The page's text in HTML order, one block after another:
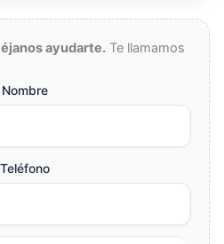
ayudarte. Te llamamos
Nombre
Teléfono